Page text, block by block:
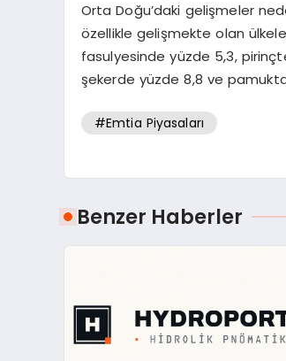
Orta Doğu’daki gelişmeler
özellikle gelişmekte olan
fasulyesinde yüzde 5,3,
şekerde yüzde 8,8 ve
#Emtia Piyasaları
Benzer Haberler